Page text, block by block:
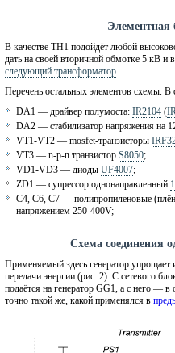
Элементная
В качестве TH1 подойдёт любой
дать на своей вторичной обмотке 5 кВ
следующий трансформатор
Перечень остальных элементов схемы.
DA1 — драйвер полумоста: IR2104 (
DA2 — стабилизатор напряжения на
VT1-VT2 — mosfet-транзисторы
VT3 — n-p-n транзистор S8050;
VD1-VD3 — диоды UF4007;
ZD1 — супрессор однонаправленный
C4, C6, C7 — полипропиленовые
напряжением 250-400V;
Схема соединения
Применяемый здесь генератор
передачи энергии (рис. 2). С сетевого
подаётся на генератор GG1, а с него —
точно такой же, какой применялся в